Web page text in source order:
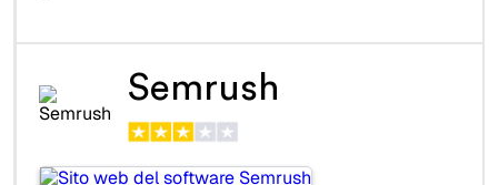
Semrush